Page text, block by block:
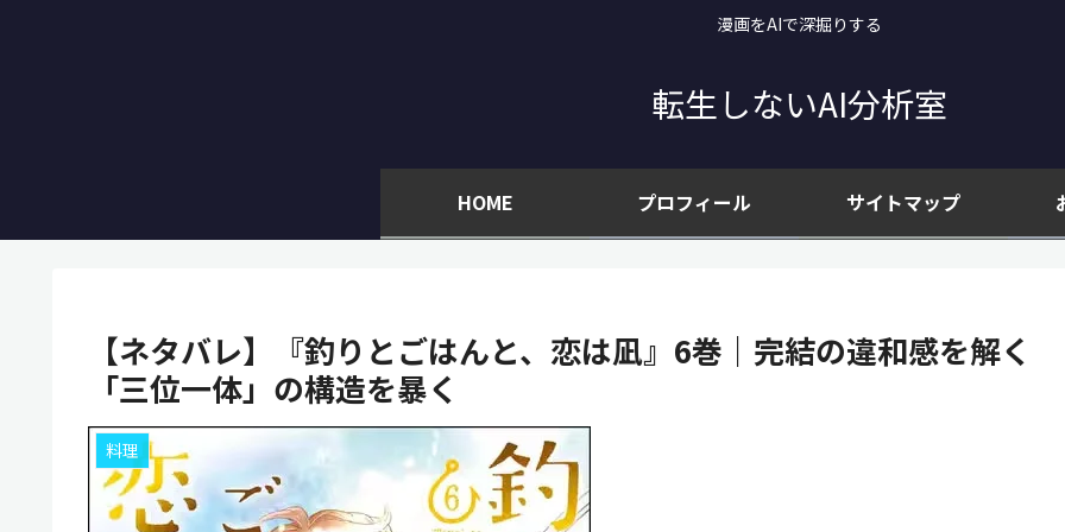
漫画をAIで深掘りする
転生しないAI分析室
HOME プロフィール サイトマップ
【ネタバレ】『釣りとごはんと、恋は凪』6巻｜完結の違和感を解く
「三位一体」の構造を暴く
料理